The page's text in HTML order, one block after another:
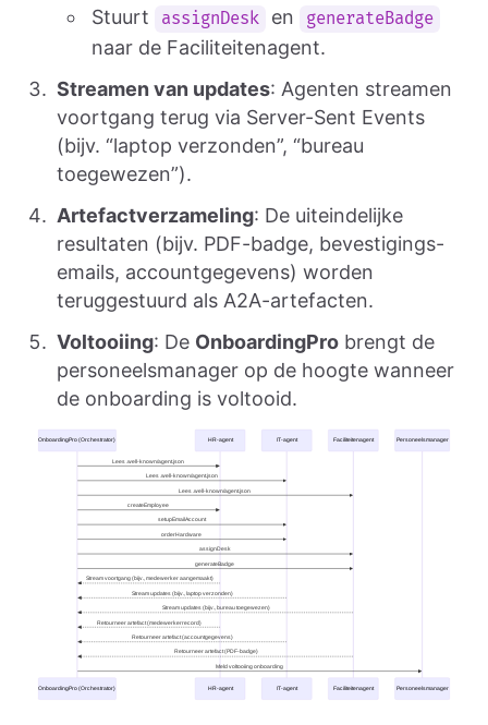
Stuurt
assignDesk en generateBadge
naar de Faciliteitenagent.
Streamen van updates: Agenten streamen
voortgang terug via Server-Sent Events
(bijv. “laptop verzonden”, “bureau
toegewezen”).
Artefactverzameling: De uiteindelijke
resultaten (bijv. PDF-badge, bevestigings-
emails, accountgegevens) worden
teruggestuurd als A2A-artefacten.
Voltooiing: De OnboardingPro brengt de
personeelsmanager op de hoogte wanneer
de onboarding is voltooid.